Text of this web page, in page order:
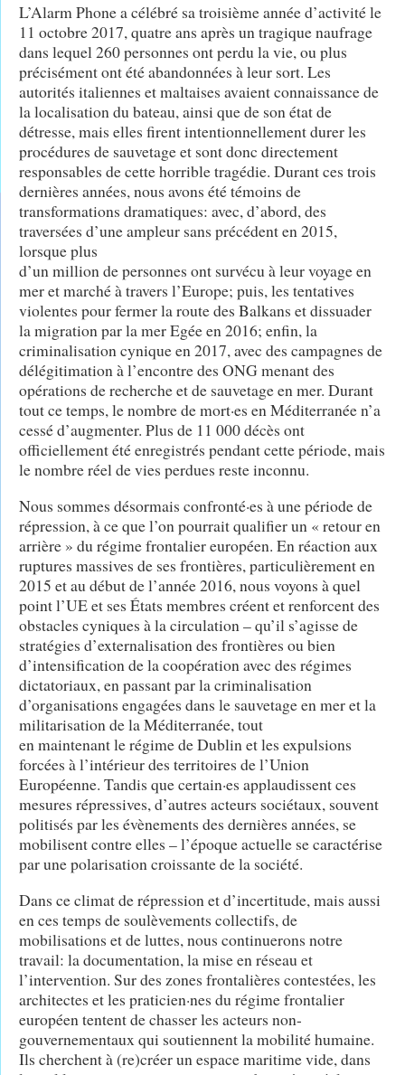
L’Alarm Phone a célébré sa troisième année d’activité le
11 octobre 2017, quatre ans après un tragique naufrage
dans lequel 260 personnes ont perdu la vie, ou plus
précisément ont été abandonnées à leur sort. Les
autorités italiennes et maltaises avaient connaissance de
la localisation du bateau, ainsi que de son état de
détresse, mais elles firent intentionnellement durer les
procédures de sauvetage et sont donc directement
responsables de cette horrible tragédie. Durant ces trois
dernières années, nous avons été témoins de
transformations dramatiques: avec, d’abord, des
traversées d’une ampleur sans précédent en 2015,
lorsque plus
d’un million de personnes ont survécu à leur voyage en
mer et marché à travers l’Europe; puis, les tentatives
violentes pour fermer la route des Balkans et dissuader
la migration par la mer Egée en 2016; enfin, la
criminalisation cynique en 2017, avec des campagnes de
délégitimation à l’encontre des ONG menant des
opérations de recherche et de sauvetage en mer. Durant
tout ce temps, le nombre de mort·es en Méditerranée n’a
cessé d’augmenter. Plus de 11 000 décès ont
officiellement été enregistrés pendant cette période, mais
le nombre réel de vies perdues reste inconnu.
Nous sommes désormais confronté·es à une période de
répression, à ce que l’on pourrait qualifier un « retour en
arrière » du régime frontalier européen. En réaction aux
ruptures massives de ses frontières, particulièrement en
2015 et au début de l’année 2016, nous voyons à quel
point l’UE et ses États membres créent et renforcent des
obstacles cyniques à la circulation – qu’il s’agisse de
stratégies d’externalisation des frontières ou bien
d’intensification de la coopération avec des régimes
dictatoriaux, en passant par la criminalisation
d’organisations engagées dans le sauvetage en mer et la
militarisation de la Méditerranée, tout
en maintenant le régime de Dublin et les expulsions
forcées à l’intérieur des territoires de l’Union
Européenne. Tandis que certain·es applaudissent ces
mesures répressives, d’autres acteurs sociétaux, souvent
politisés par les évènements des dernières années, se
mobilisent contre elles – l’époque actuelle se caractérise
par une polarisation croissante de la société.
Dans ce climat de répression et d’incertitude, mais aussi
en ces temps de soulèvements collectifs, de
mobilisations et de luttes, nous continuerons notre
travail: la documentation, la mise en réseau et
l’intervention. Sur des zones frontalières contestées, les
architectes et les praticien·nes du régime frontalier
européen tentent de chasser les acteurs non-
gouvernementaux qui soutiennent la mobilité humaine.
Ils cherchent à (re)créer un espace maritime vide, dans